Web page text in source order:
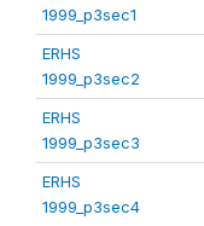
1999_p3sec1
ERHS
1999_p3sec2
ERHS
1999_p3sec3
ERHS
1999_p3sec4